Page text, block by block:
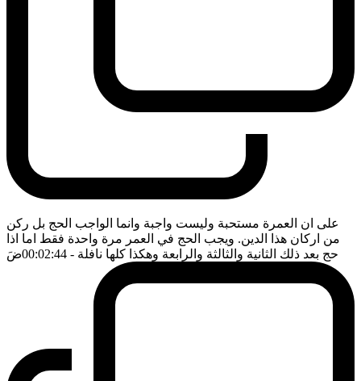
على ان العمرة مستحبة وليست واجبة وانما الواجب الحج بل ركن
من اركان هذا الدين. ويجب الحج في العمر مرة واحدة فقط اما اذا
حج بعد ذلك الثانية والثالثة والرابعة وهكذا كلها نافلة - 00:02:44 ضَ